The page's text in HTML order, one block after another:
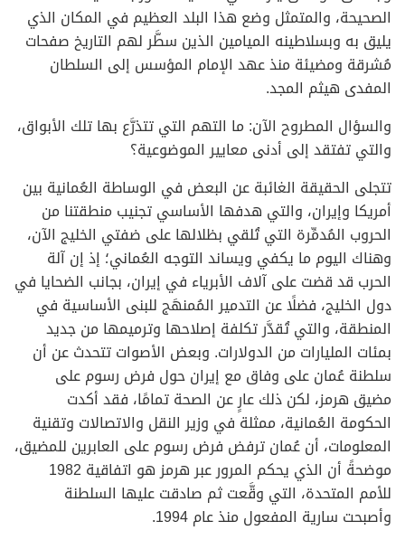
الصحيحة، والمتمثل وضع هذا البلد العظيم في المكان الذي
يليق به وبسلاطينه الميامين الذين سطَّر لهم التاريخ صفحات
مُشرقة ومضيئة منذ عهد الإمام المؤسس إلى السلطان
المفدى هيثم المجد.
والسؤال المطروح الآن: ما التهم التي تتذرَّع بها تلك الأبواق،
والتي تفتقد إلى أدنى معايير الموضوعية؟
تتجلى الحقيقة الغائبة عن البعض في الوساطة العُمانية بين
أمريكا وإيران، والتي هدفها الأساسي تجنيب منطقتنا من
الحروب المُدمِّرة التي تُلقي بظلالها على ضفتي الخليج الآن،
وهناك اليوم ما يكفي ويساند التوجه العُماني؛ إذ إن آلة
الحرب قد قضت على آلاف الأبرياء في إيران، بجانب الضحايا في
دول الخليج، فضلًا عن التدمير المُمنهَج للبنى الأساسية في
المنطقة، والتي تُقدَّر تكلفة إصلاحها وترميمها من جديد
بمئات المليارات من الدولارات. وبعض الأصوات تتحدث عن أن
سلطنة عُمان على وفاق مع إيران حول فرض رسوم على
مضيق هرمز، لكن ذلك عارٍ عن الصحة تمامًا، فقد أكدت
الحكومة العُمانية، ممثلة في وزير النقل والاتصالات وتقنية
المعلومات، أن عُمان ترفض فرض رسوم على العابرين للمضيق،
موضحةً أن الذي يحكم المرور عبر هرمز هو اتفاقية 1982
للأمم المتحدة، التي وقَّعت ثم صادقت عليها السلطنة
وأصبحت سارية المفعول منذ عام 1994.